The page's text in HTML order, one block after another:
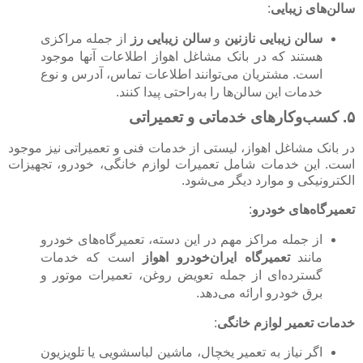
سالن‌های زیبایی:
سالن زیبایی نازنین وسالن زیبایی رز
از جمله مراکزی
هستند که در بانک مشاغل اهواز اطلاعات آنها موجود
است. مشتریان می‌توانند اطلاعات تماس، آدرس و نوع
خدمات این سالن‌ها را به‌راحتی پیدا کنند.
۵. کسب‌و‌کارهای خدماتی و تعمیراتی
در بانک مشاغل اهواز، لیستی از خدمات فنی و تعمیراتی نیز موجود
است. این خدمات شامل تعمیرات لوازم خانگی، خودرو، تجهیزات
الکترونیکی و موارد دیگر می‌شود.
تعمیرگاه‌های خودرو:
از جمله مراکز مهم در این دسته، تعمیرگاه‌های خودرو
مانندتعمیرگاه ایران‌خودرو اهواز
است که خدمات
گسترده‌ای از جمله تعویض روغن، تعمیرات موتور و
برق خودرو ارائه می‌دهد.
خدمات تعمیر لوازم خانگی:
اگر نیاز به تعمیر یخچال، ماشین لباسشویی یا تلویزیون